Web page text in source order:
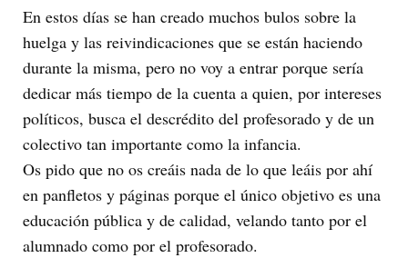
En estos días se han creado muchos bulos sobre la
huelga y las reivindicaciones que se están haciendo
durante la misma, pero no voy a entrar porque sería
dedicar más tiempo de la cuenta a quien, por intereses
políticos, busca el descrédito del profesorado y de un
colectivo tan importante como la infancia.
Os pido que no os creáis nada de lo que leáis por ahí
en panfletos y páginas porque el único objetivo es una
educación pública y de calidad, velando tanto por el
alumnado como por el profesorado.